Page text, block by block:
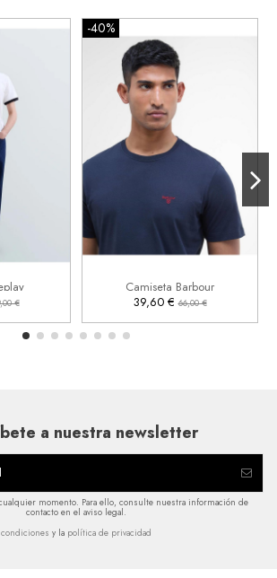
€
-40%
Camiseta Barbour
39,60 €66,00 €
2XL 3XL
 Añadir al carrito
a nuestra newsletter
momento. Para ello, consulte nuestra información de
contacto en el aviso legal.
y la política de privacidad